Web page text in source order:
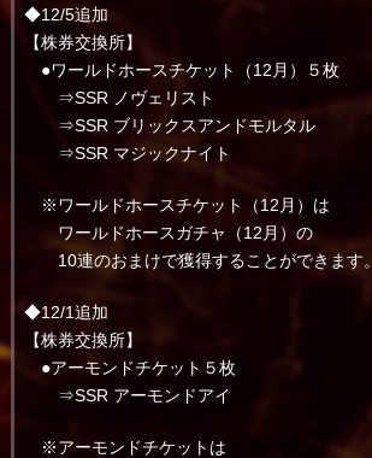
◆12/5追加
【株券交換所】
●ワールドホースチケット（12月）５枚
⇒SSR ノヴェリスト
⇒SSR ブリックスアンドモルタル
⇒SSR マジックナイト
※ワールドホースチケット（12月）は
ワールドホースガチャ（12月）の
10連のおまけで獲得することができます。
◆12/1追加
【株券交換所】
●アーモンドチケット５枚
⇒SSR アーモンドアイ
※アーモンドチケットは